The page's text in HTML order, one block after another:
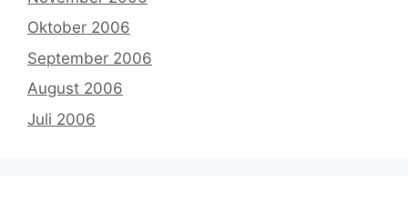
Oktober 2006
September 2006
August 2006
Juli 2006